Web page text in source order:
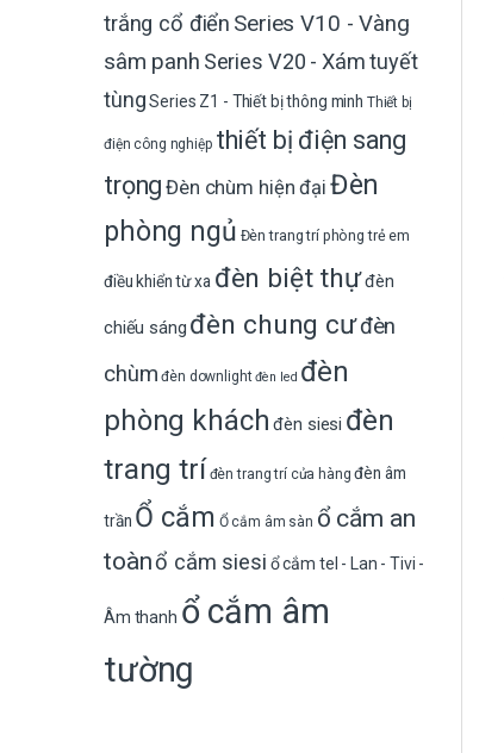
trắng cổ điển Series V10 - Vàng
sâm panh Series V20 - Xám tuyết
tùng Series Z1 - Thiết bị thông minh Thiết bị
điện công nghiệp thiết bị điện sang
trọng Đèn chùm hiện đại Đèn
phòng ngủ Đèn trang trí phòng trẻ em
điều khiển từ xa đèn biệt thựđèn
chiếu sáng đèn chung cưđèn
chùm đèn downlight đèn led đèn
phòng khách đèn siesi đèn
trang trí đèn trang trí cửa hàng đèn âm
trần Ổ cắm Ổ cắm âm sàn ổ cắm an
toànổ cắm siesi ổ cắm tel - Lan - Tivi -
Âm thanh ổ cắm âm
tường